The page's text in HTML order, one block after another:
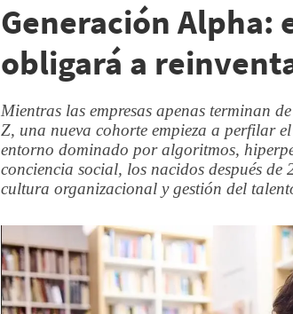
Generación Alpha:
obligará a
Mientras las empresas apenas terminan
Z, una nueva cohorte empieza a perfilar
entorno dominado por algoritmos,
conciencia social, los nacidos después
cultura organizacional y gestión del